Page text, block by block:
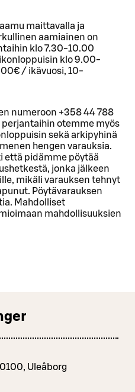
maittavalla ja
aamiainen on
klo 7.30-10.00
klo 9.00-
/ ikävuosi, 10-
numeroon +358 44 788
otemme myös
sekä arkipyhinä
hengen varauksia.
että pidämme pöytää
jonka jälkeen
mikäli varauksen tehnyt
Pöytävarauksen
Mahdolliset
mahdollisuuksien
Uleåborg